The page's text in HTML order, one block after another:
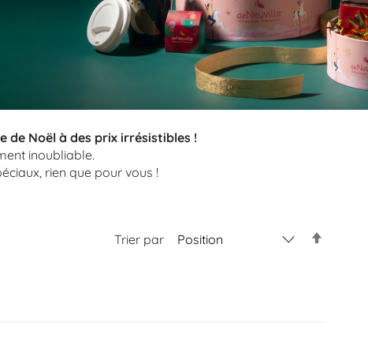
de Noël à des prix irrésistibles !
inoubliable.
rien que pour vous !
Trier par
Par